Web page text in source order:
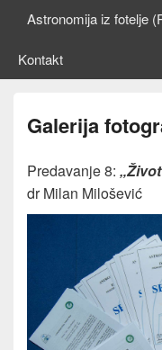
Astronomija iz fotelje
Kontakt
Galerija
Predavanje 8:
dr Milan Milošević